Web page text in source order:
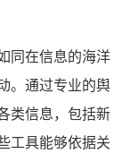
同在信息的海洋
。通过专业的舆
类信息，包括新
工具能够依据关